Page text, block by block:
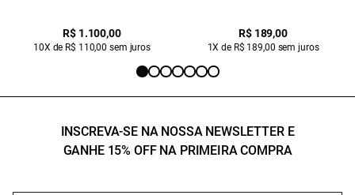
R$ 1.100,00
10X de R$ 110,00 sem juros
R$ 189,00
1X de R$ 189,00 sem juros
INSCREVA-SE NA NOSSA NEWSLETTER E
GANHE 15% OFF NA PRIMEIRA COMPRA